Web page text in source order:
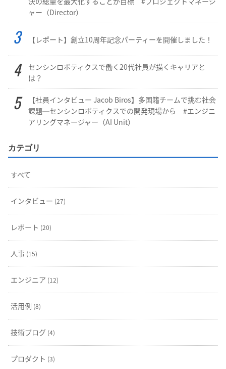
ャー（Director）
【レポート】創立10周年記念パーティーを開催しました！
センシンロボティクスで働く20代社員が描くキャリアと
は？
【社員インタビュー Jacob Biros】多国籍チームで挑む社会
課題─センシンロボティクスでの開発現場から #エンジニ
アリングマネージャー（AI Unit）
カテゴリ
すべて
インタビュー (27)
レポート (20)
人事 (15)
エンジニア (12)
活用例 (8)
技術ブログ (4)
プロダクト (3)